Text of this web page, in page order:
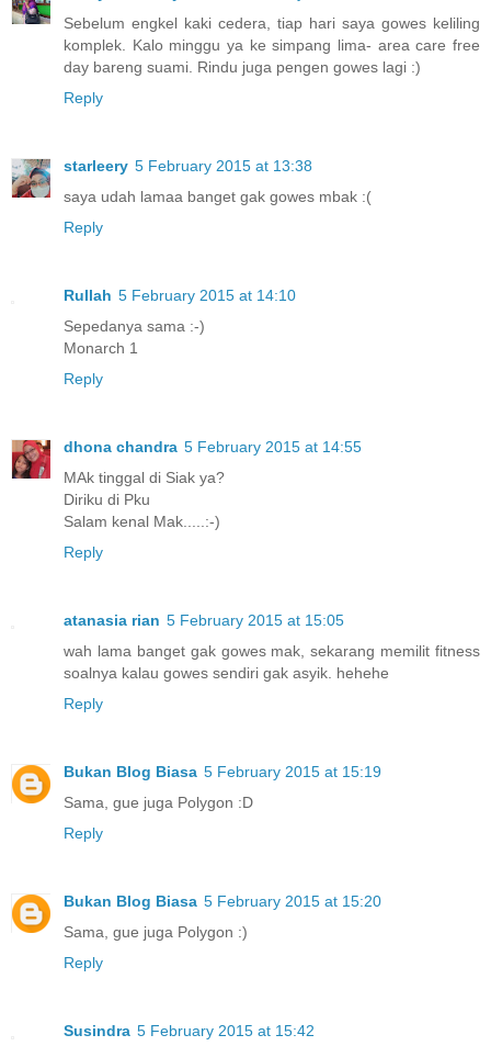
Sebelum engkel kaki cedera, tiap hari saya gowes keliling
komplek. Kalo minggu ya ke simpang lima- area care free
day bareng suami. Rindu juga pengen gowes lagi :)
Reply
starleery 5 February 2015 at 13:38
saya udah lamaa banget gak gowes mbak :(
Reply
Rullah 5 February 2015 at 14:10
Sepedanya sama :-)
Monarch 1
Reply
dhona chandra 5 February 2015 at 14:55
MAk tinggal di Siak ya?
Diriku di Pku
Salam kenal Mak.....:-)
Reply
atanasia rian 5 February 2015 at 15:05
wah lama banget gak gowes mak, sekarang memilit fitness
soalnya kalau gowes sendiri gak asyik. hehehe
Reply
Bukan Blog Biasa 5 February 2015 at 15:19
Sama, gue juga Polygon :D
Reply
Bukan Blog Biasa 5 February 2015 at 15:20
Sama, gue juga Polygon :)
Reply
Susindra 5 February 2015 at 15:42